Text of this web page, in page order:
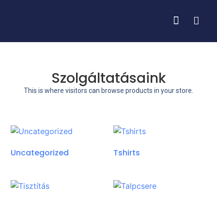
Szolgáltatásaink
This is where visitors can browse products in your store.
Uncategorized Tshirts